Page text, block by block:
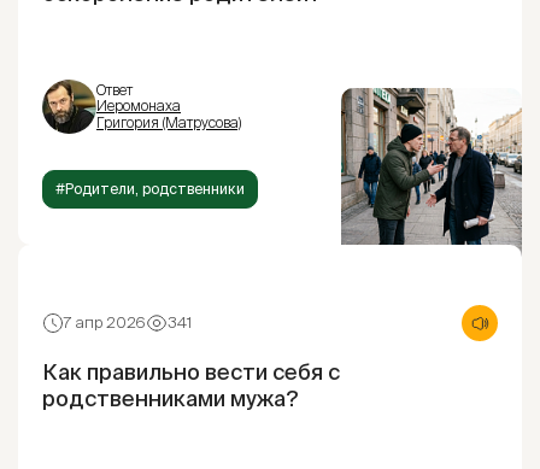
Ответ
Иеромонаха
Григория (Матрусова)
#Родители, родственники
7 апр 2026 341
Как правильно вести себя с
родственниками мужа?